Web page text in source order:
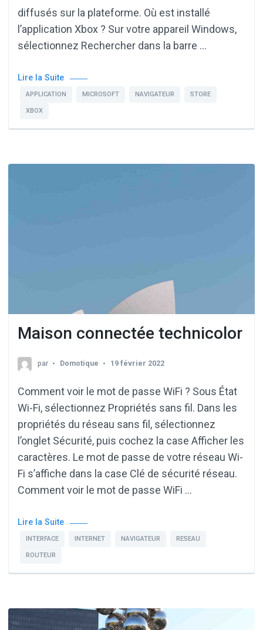
diffusés sur la plateforme. Où est installé
l’application Xbox ? Sur votre appareil Windows,
sélectionnez Rechercher dans la barre …
Lire la Suite
APPLICATION MICROSOFT NAVIGATEUR STORE
XBOX
Maison connectée technicolor
par Domotique 19 février 2022
Comment voir le mot de passe WiFi ? Sous État
Wi-Fi, sélectionnez Propriétés sans fil. Dans les
propriétés du réseau sans fil, sélectionnez
l’onglet Sécurité, puis cochez la case Afficher les
caractères. Le mot de passe de votre réseau Wi-
Fi s’affiche dans la case Clé de sécurité réseau.
Comment voir le mot de passe WiFi …
Lire la Suite
INTERFACE INTERNET NAVIGATEUR RESEAU
ROUTEUR